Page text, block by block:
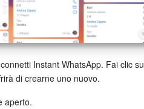
Instant WhatsApp. Fai clic su
di crearne uno nuovo.
aperto.